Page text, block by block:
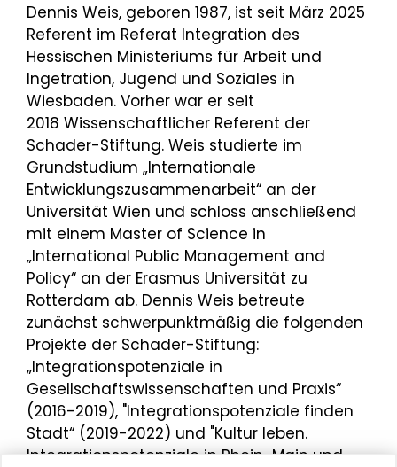
Dennis Weis, geboren 1987, ist seit März 2025
Referent im Referat Integration des
Hessischen Ministeriums für Arbeit und
Ingetration, Jugend und Soziales in
Wiesbaden. Vorher war er seit
2018 Wissenschaftlicher Referent der
Schader-Stiftung. Weis studierte im
Grundstudium „Internationale
Entwicklungszusammenarbeit“ an der
Universität Wien und schloss anschließend
mit einem Master of Science in
„International Public Management and
Policy“ an der Erasmus Universität zu
Rotterdam ab. Dennis Weis betreute
zunächst schwerpunktmäßig die folgenden
Projekte der Schader-Stiftung:
„Integrationspotenziale in
Gesellschaftswissenschaften und Praxis“
(2016-2019), "Integrationspotenziale finden
Stadt“ (2019-2022) und "Kultur leben.
Integrationspotenziale in Rhein-Main und